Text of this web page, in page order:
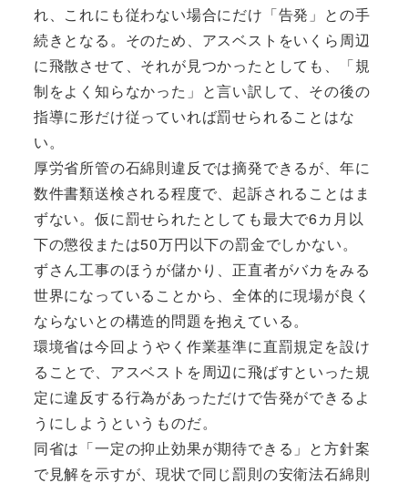
れ、これにも従わない場合にだけ「告発」との手
続きとなる。そのため、アスベストをいくら周辺
に飛散させて、それが見つかったとしても、「規
制をよく知らなかった」と言い訳して、その後の
指導に形だけ従っていれば罰せられることはな
い。
厚労省所管の石綿則違反では摘発できるが、年に
数件書類送検される程度で、起訴されることはま
ずない。仮に罰せられたとしても最大で6カ月以
下の懲役または50万円以下の罰金でしかない。
ずさん工事のほうが儲かり、正直者がバカをみる
世界になっていることから、全体的に現場が良く
ならないとの構造的問題を抱えている。
環境省は今回ようやく作業基準に直罰規定を設け
ることで、アスベストを周辺に飛ばすといった規
定に違反する行為があっただけで告発ができるよ
うにしようというものだ。
同省は「一定の抑止効果が期待できる」と方針案
で見解を示すが、現状で同じ罰則の安衛法石綿則